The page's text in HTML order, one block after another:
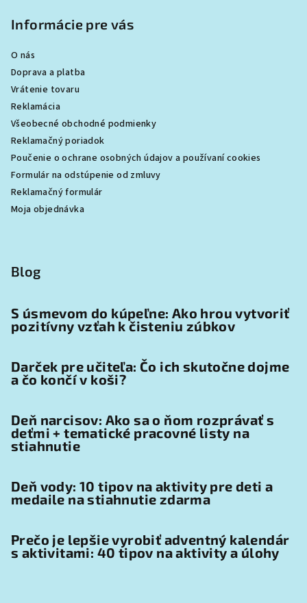
Informácie pre vás
O nás
Doprava a platba
Vrátenie tovaru
Reklamácia
Všeobecné obchodné podmienky
Reklamačný poriadok
Poučenie o ochrane osobných údajov a používaní cookies
Formulár na odstúpenie od zmluvy
Reklamačný formulár
Moja objednávka
Blog
S úsmevom do kúpeľne: Ako hrou vytvoriť
pozitívny vzťah k čisteniu zúbkov
Darček pre učiteľa: Čo ich skutočne dojme
a čo končí v koši?
Deň narcisov: Ako sa o ňom rozprávať s
deťmi + tematické pracovné listy na
stiahnutie
Deň vody: 10 tipov na aktivity pre deti a
medaile na stiahnutie zdarma
Prečo je lepšie vyrobiť adventný kalendár
s aktivitami: 40 tipov na aktivity a úlohy